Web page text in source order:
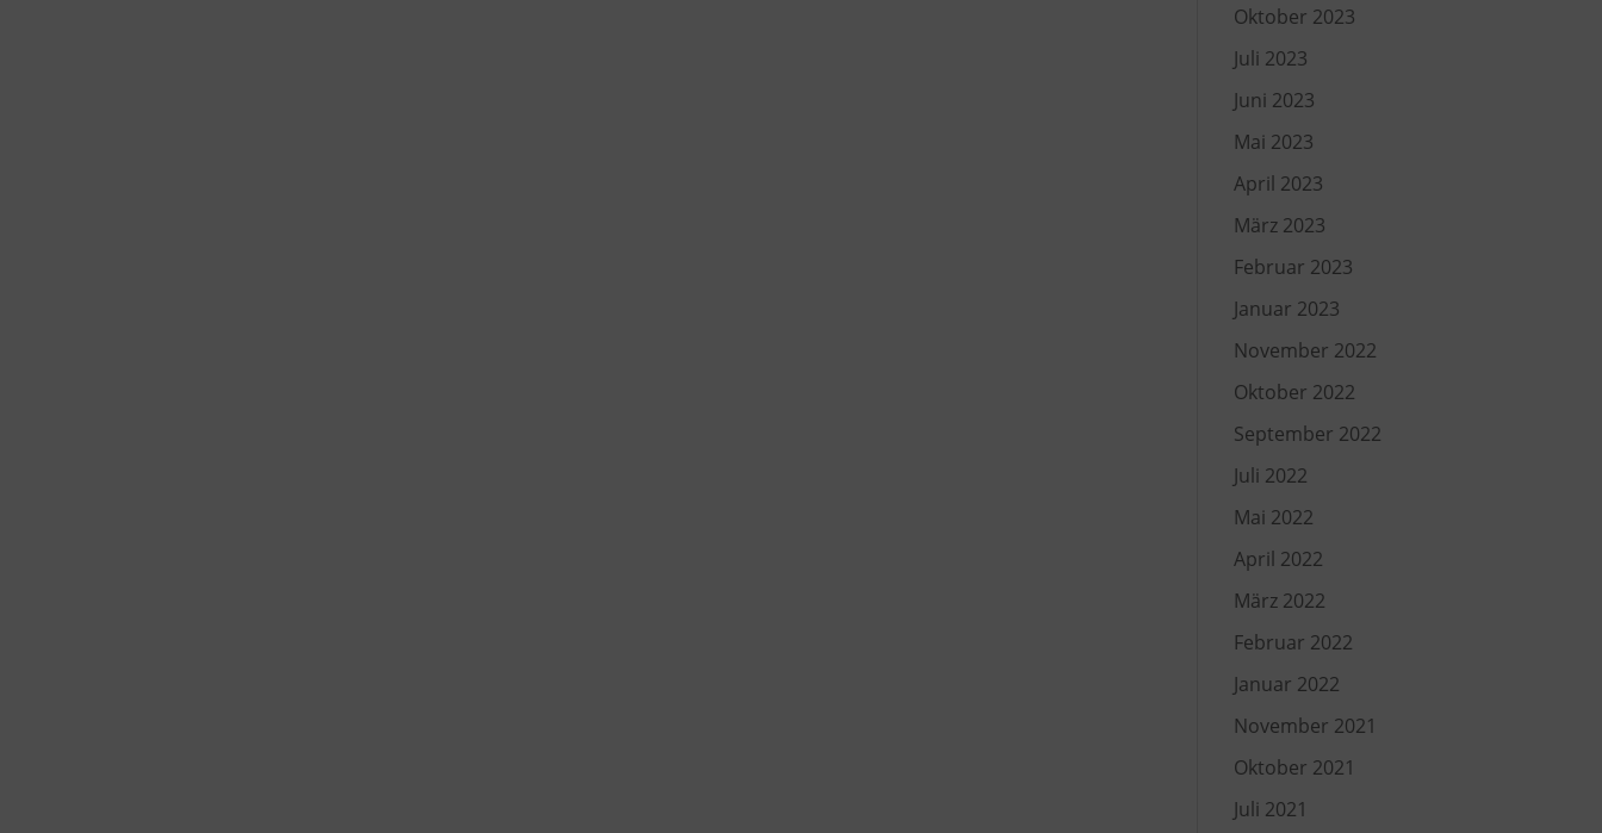
Oktober 2023
Juli 2023
Juni 2023
Mai 2023
April 2023
März 2023
Februar 2023
Januar 2023
November 2022
Oktober 2022
September 2022
Juli 2022
Mai 2022
April 2022
März 2022
Februar 2022
Januar 2022
November 2021
Oktober 2021
Juli 2021